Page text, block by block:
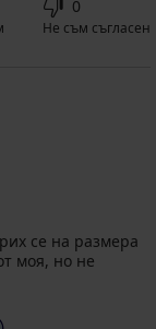
0
Не съм съгласен
се на размера
моя, но не